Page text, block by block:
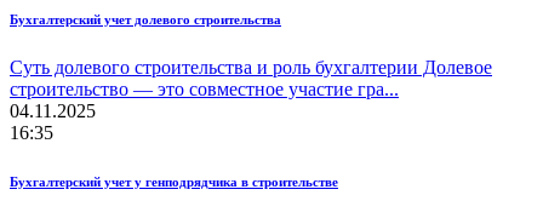
Бухгалтерский учет долевого строительства
Суть долевого строительства и роль бухгалтерии Долевое
строительство — это совместное участие гра...
04.11.2025
16:35
Бухгалтерский учет у генподрядчика в строительстве